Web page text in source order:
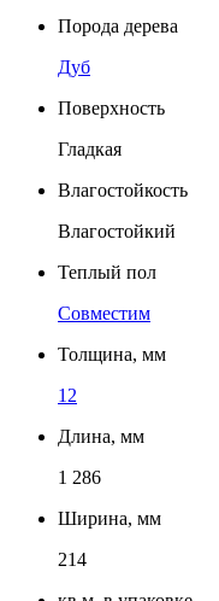
Порода дерева
Дуб
Поверхность
Гладкая
Влагостойкость
Влагостойкий
Теплый пол
Совместим
Толщина, мм
12
Длина, мм
1 286
Ширина, мм
214